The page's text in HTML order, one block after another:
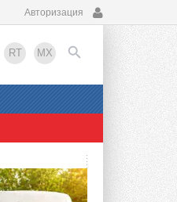
Авторизация
RT MX
EN